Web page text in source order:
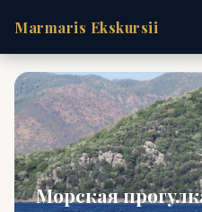
Marmaris Ekskursii
Морская